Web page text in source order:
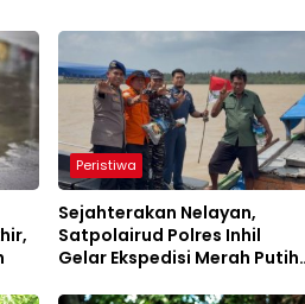
Peristiwa
Sejahterakan Nelayan,
Satpolairud Polres Inhil
Gelar Ekspedisi Merah Putih